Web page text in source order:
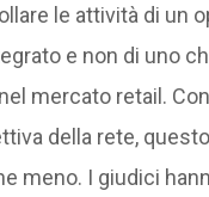
le attività di un
e non di uno
mercato retail.
della rete, questo
meno. I giudici